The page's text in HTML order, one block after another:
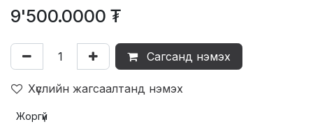
9'500.0000 ₮
Сагсанд нэмэх
Хүслийн жагсаалтанд нэмэх
Жоргүй